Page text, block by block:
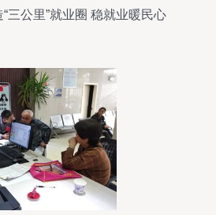
三公里”就业圈 稳就业暖民心